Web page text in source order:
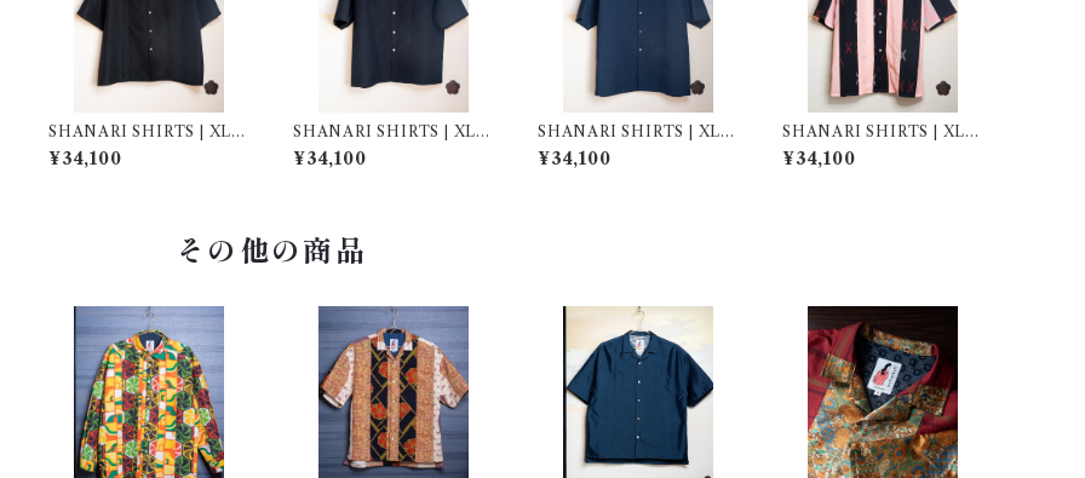
SHANARI SHIRTS | XL |
264024
¥34,100
SHANARI SHIRTS | XL |
264028
¥34,100
SHANARI SHIRTS | XL |
264008
¥34,100
SHANARI SHIRTS | XL |
263040
¥34,100
その他の商品